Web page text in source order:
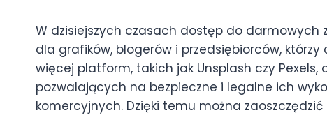
W dzisiejszych czasach dostęp do darmowych
dla grafików, blogerów i przedsiębiorców,
więcej platform, takich jak Unsplash czy
pozwalających na bezpieczne i legalne ich
komercyjnych. Dzięki temu można